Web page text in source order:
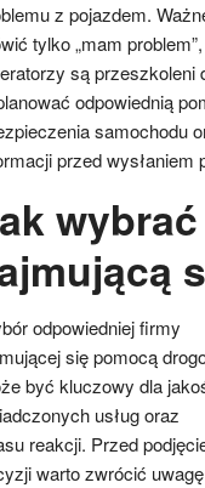
z pojazdem.
tylko „mam
są przeszkoleni
odpowiednią
samochodu
przed wysłaniem
odpowiedniej firmy
się pomocą
być kluczowy dla
usług oraz
reakcji. Przed
warto zwrócić